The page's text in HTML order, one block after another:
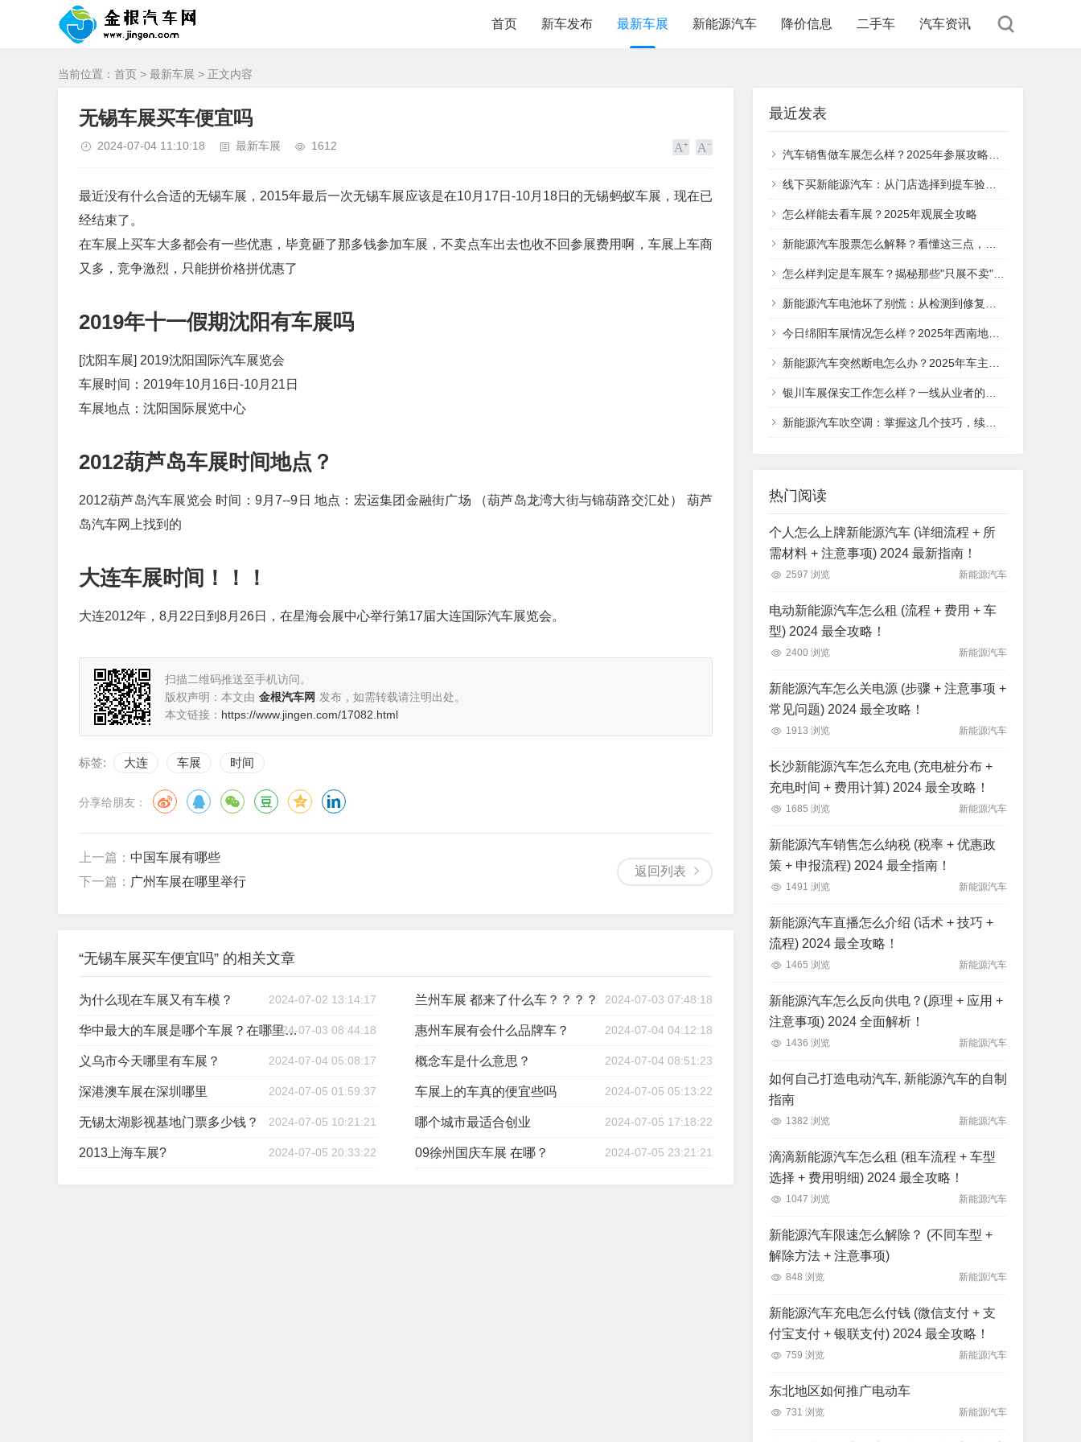
首页 新车发布 最新车展 新能源汽车 降价信息 二手车 汽车资讯
当前位置： 首页 > 最新车展 > 正文内容
无锡车展买车便宜吗
2024-07-04 11:10:18 最新车展 1612
最近没有什么合适的无锡车展，2015年最后一次无锡车展应该是在10月17日-10月18日的无锡蚂蚁车展，现在已
经结束了。
在车展上买车大多都会有一些优惠，毕竟砸了那多钱参加车展，不卖点车出去也收不回参展费用啊，车展上车商
又多，竞争激烈，只能拼价格拼优惠了
2019年十一假期沈阳有车展吗
[沈阳车展] 2019沈阳国际汽车展览会
车展时间：2019年10月16日-10月21日
车展地点：沈阳国际展览中心
2012葫芦岛车展时间地点？
2012葫芦岛汽车展览会 时间：9月7--9日 地点：宏运集团金融街广场 （葫芦岛龙湾大街与锦葫路交汇处） 葫芦
岛汽车网上找到的
大连车展时间！！！
大连2012年，8月22日到8月26日，在星海会展中心举行第17届大连国际汽车展览会。
扫描二维码推送至手机访问。
版权声明：本文由 金根汽车网 发布，如需转载请注明出处。
本文链接： https://www.jingen.com/17082.html
标签: 大连 车展 时间
分享给朋友：
返回列表
上一篇： 中国车展有哪些
下一篇： 广州车展在哪里举行
“无锡车展买车便宜吗” 的相关文章
为什么现在车展又有车模？ 2024-07-02 13:14:17 兰州车展 都来了什么车？？？？ 2024-07-03 07:48:18
华中最大的车展是哪个车展？在哪里举办？
2024-07-03 08:44:18 惠州车展有会什么品牌车？ 2024-07-04 04:12:18
义乌市今天哪里有车展？ 2024-07-04 05:08:17 概念车是什么意思？ 2024-07-04 08:51:23
深港澳车展在深圳哪里 2024-07-05 01:59:37 车展上的车真的便宜些吗 2024-07-05 05:13:22
无锡太湖影视基地门票多少钱？ 2024-07-05 10:21:21 哪个城市最适合创业 2024-07-05 17:18:22
2013上海车展? 2024-07-05 20:33:22 09徐州国庆车展 在哪？ 2024-07-05 23:21:21
最近发表
汽车销售做车展怎么样？2025年参展攻略与实战经验分享
线下买新能源汽车：从门店选择到提车验收，这5个关键步骤帮你避坑
怎么样能去看车展？2025年观展全攻略
新能源汽车股票怎么解释？看懂这三点，你就明白它的投资价值在哪
怎么样判定是车展车？揭秘那些"只展不卖"的特殊车辆
新能源汽车电池坏了别慌：从检测到修复的全流程指南
今日绵阳车展情况怎么样？2025年西南地区汽车盛宴全面解析
新能源汽车突然断电怎么办？2025年车主必看的应急处理指南，从安全判断到救援全流程
银川车展保安工作怎么样？一线从业者的真实体验分享
新能源汽车吹空调：掌握这几个技巧，续航与舒适不再二选一
热门阅读
个人怎么上牌新能源汽车 (详细流程 + 所
需材料 + 注意事项) 2024 最新指南！
2597 浏览 新能源汽车
电动新能源汽车怎么租 (流程 + 费用 + 车
型) 2024 最全攻略！
2400 浏览 新能源汽车
新能源汽车怎么关电源 (步骤 + 注意事项 +
常见问题) 2024 最全攻略！
1913 浏览 新能源汽车
长沙新能源汽车怎么充电 (充电桩分布 +
充电时间 + 费用计算) 2024 最全攻略！
1685 浏览 新能源汽车
新能源汽车销售怎么纳税 (税率 + 优惠政
策 + 申报流程) 2024 最全指南！
1491 浏览 新能源汽车
新能源汽车直播怎么介绍 (话术 + 技巧 +
流程) 2024 最全攻略！
1465 浏览 新能源汽车
新能源汽车怎么反向供电？(原理 + 应用 +
注意事项) 2024 全面解析！
1436 浏览 新能源汽车
如何自己打造电动汽车, 新能源汽车的自制
指南
1382 浏览 新能源汽车
滴滴新能源汽车怎么租 (租车流程 + 车型
选择 + 费用明细) 2024 最全攻略！
1047 浏览 新能源汽车
新能源汽车限速怎么解除？ (不同车型 +
解除方法 + 注意事项)
848 浏览 新能源汽车
新能源汽车充电怎么付钱 (微信支付 + 支
付宝支付 + 银联支付) 2024 最全攻略！
759 浏览 新能源汽车
东北地区如何推广电动车
731 浏览 新能源汽车